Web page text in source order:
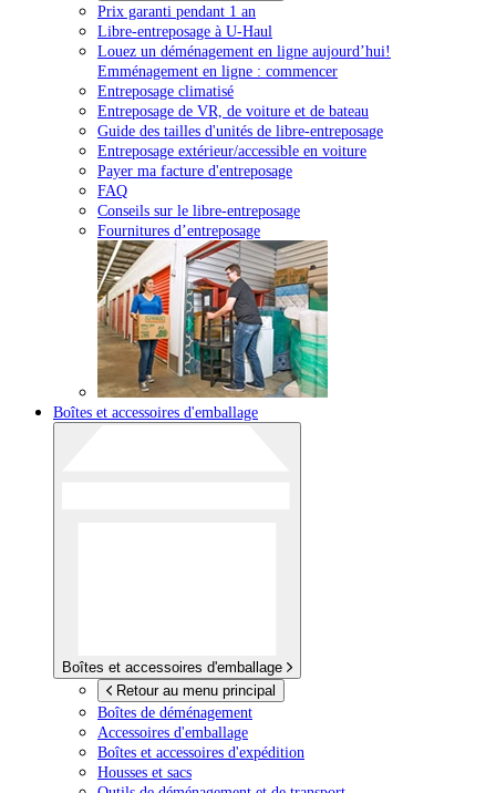
Prix garanti pendant 1 an
Libre-entreposage à U-Haul
Louez un déménagement en ligne aujourd’hui!
Emménagement en ligne : commencer
Entreposage climatisé
Entreposage de VR, de voiture et de bateau
Guide des tailles d'unités de libre-entreposage
Entreposage extérieur/accessible en voiture
Payer ma facture d'entreposage
FAQ
Conseils sur le libre-entreposage
Fournitures d’entreposage
Boîtes et accessoires d'emballage
Boîtes et accessoires d'emballage
Retour au menu principal
Boîtes de déménagement
Accessoires d'emballage
Boîtes et accessoires d'expédition
Housses et sacs